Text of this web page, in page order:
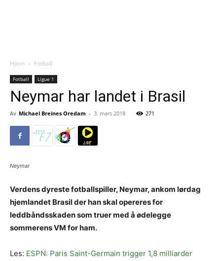
Hjem Fotball
Fotball Ligue 1
Neymar har landet i Brasil
Av Michael Breines Oredam - 3. mars 2018 271
Neymar
Verdens dyreste fotballspiller, Neymar, ankom lørdag
hjemlandet Brasil der han skal opereres for
leddbåndsskaden som truer med å ødelegge
sommerens VM for ham.
Les: ESPN: Paris Saint-Germain trigger 1,8 milliarder